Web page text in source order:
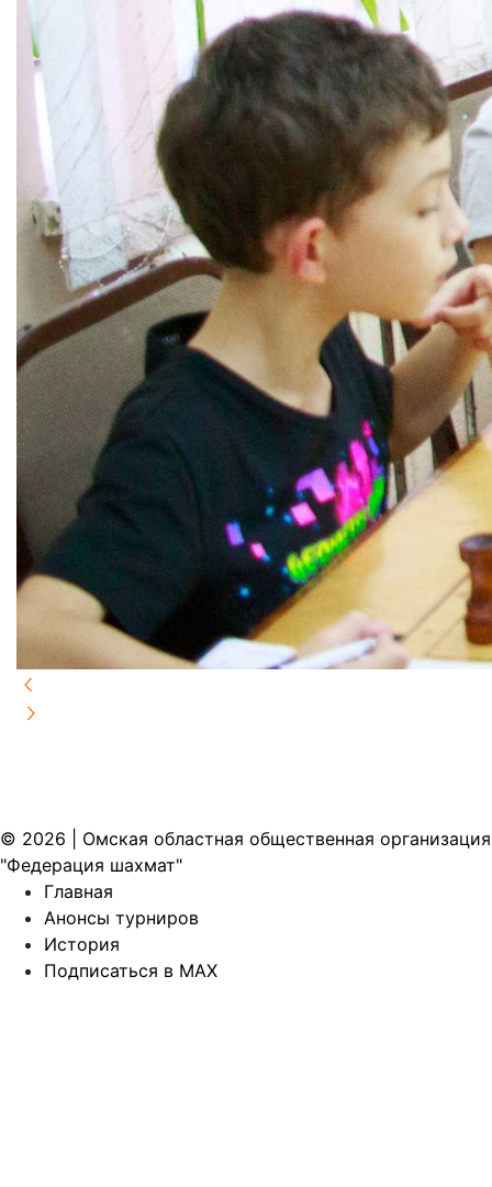
© 2026 | Омская областная общественная организация
"Федерация шахмат"
Главная
Анонсы турниров
История
Подписаться в MAX